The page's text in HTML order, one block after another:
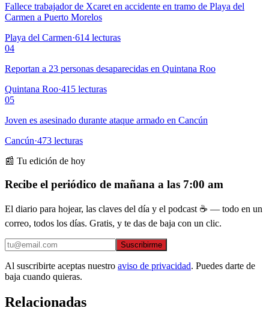
Fallece trabajador de Xcaret en accidente en tramo de Playa del
Carmen a Puerto Morelos
Playa del Carmen·614 lecturas
04
Reportan a 23 personas desaparecidas en Quintana Roo
Quintana Roo·415 lecturas
05
Joven es asesinado durante ataque armado en Cancún
Cancún·473 lecturas
📰 Tu edición de hoy
Recibe el periódico de mañana a las 7:00 am
El diario para hojear, las claves del día y el podcast ☕ — todo en un
correo, todos los días. Gratis, y te das de baja con un clic.
Suscribirme
Al suscribirte aceptas nuestro aviso de privacidad. Puedes darte de
baja cuando quieras.
Relacionadas